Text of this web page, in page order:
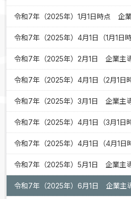
令和7年（2025年）1月1日時点 企
令和7年（2025年）4月1日（1月1日
令和7年（2025年）2月1日 企業主
令和7年（2025年）4月1日（2月1日
令和7年（2025年）3月1日 企業主
令和7年（2025年）4月1日（3月1日
令和7年（2025年）4月1日（4月1日
令和7年（2025年）5月1日 企業主
令和7年（2025年）6月1日 企業主